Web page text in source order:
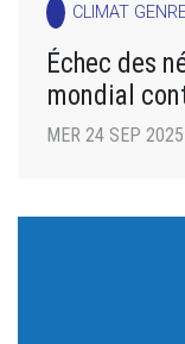
CLIMAT
Échec des
mondial
MER 24 SEP 2025